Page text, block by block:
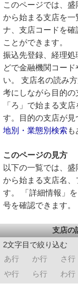
このページでは、盛
から始まる支店を
ナ、支店コードを
ことができます。
振込先登録、経理
どで金融機関コー
い。 支店名の読み
考にしながら目的の
「ろ」で始まる支
す。目的の支店が見
地別・業態別検索 も
このページの見方
以下の一覧では、
から始まる支店名、
す。 「詳細情報」
号を確認できます。
支店の
2文字目で絞り込む
あ行 か行 さ行
や行
ら行 わ行